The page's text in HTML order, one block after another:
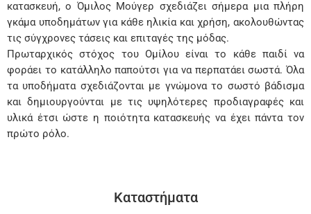
κατασκευή, ο Όμιλος Μούγερ σχεδιάζει σήμερα μια πλήρη
γκάμα υποδημάτων για κάθε ηλικία και χρήση, ακολουθώντας
τις σύγχρονες τάσεις και επιταγές της μόδας.
Πρωταρχικός στόχος του Ομίλου είναι το κάθε παιδί να
φοράει το κατάλληλο παπούτσι για να περπατάει σωστά. Όλα
τα υποδήματα σχεδιάζονται με γνώμονα το σωστό βάδισμα
και δημιουργούνται με τις υψηλότερες προδιαγραφές και
υλικά έτσι ώστε η ποιότητα κατασκευής να έχει πάντα τον
πρώτο ρόλο.
Καταστήματα